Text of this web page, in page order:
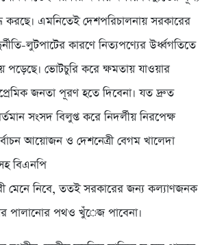
করছে। এমনিতেই দেশপরিচালনায় সরকারের
লুটপাটের কারণে নিত্যপণ্যের উর্ধ্বগতিতে
পড়েছে। ভোটচুরি করে ক্ষমতায় যাওয়ার
জনতা পূরণ হতে দিবেনা। যত দ্রুত
সংসদ বিলুপ্ত করে নিদর্লীয় নিরপেক্ষ
আয়োজন ও দেশনেত্রী বেগম খালেদা
বিএনপি
মেনে নিবে, ততই সরকারের জন্য কল্যাণজনক
পালানোর পথও খুঁেজ পাবেনা।